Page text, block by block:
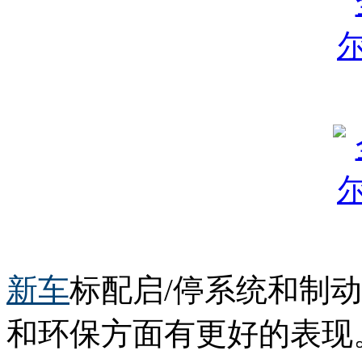
新车标配启/停系统和制
和环保方面有更好的表